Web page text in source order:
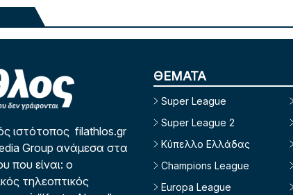
ιστότοπος filathlos.gr
Group ανάμεσα στα
που είναι: ο
τηλεοπτικός
ΘΕΜΑΤΑ
Super League
Super League 2
Κύπελλο Ελλάδας
Champions League
Europa League